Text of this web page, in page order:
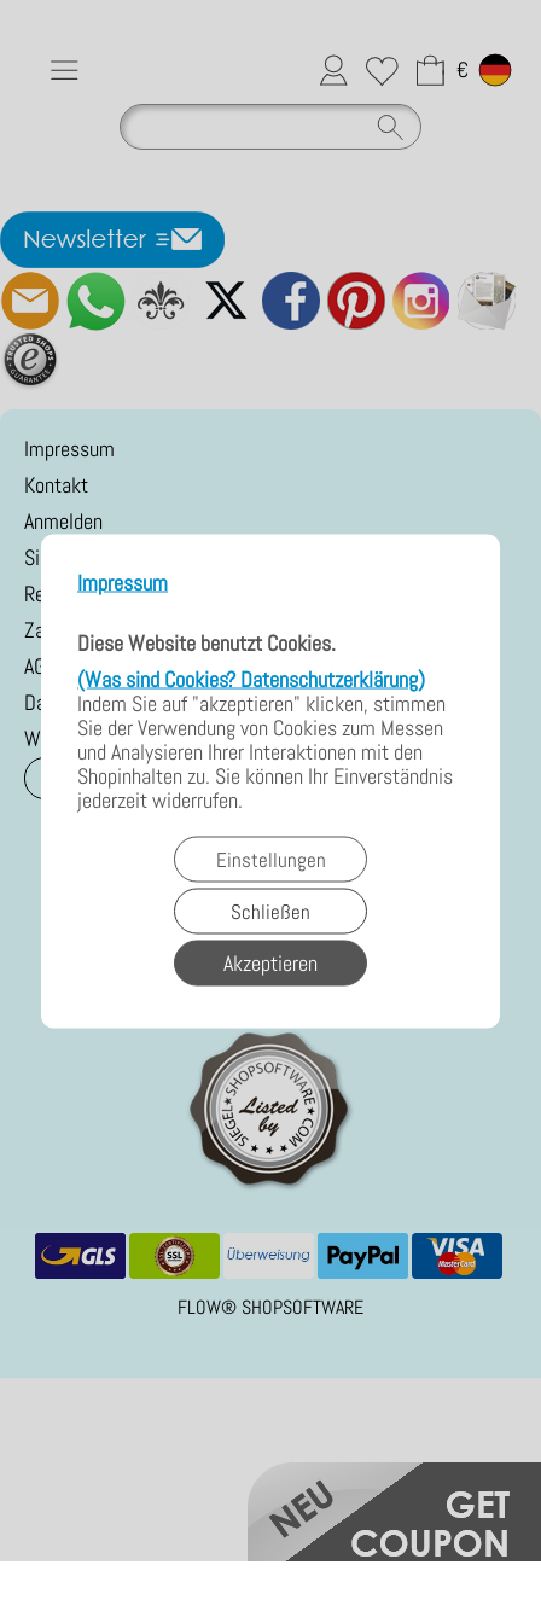
Impressum
Diese Website benutzt Cookies.
(Was sind Cookies? Datenschutzerklärung)
Indem Sie auf "akzeptieren" klicken, stimmen
Sie der Verwendung von Cookies zum Messen
und Analysieren Ihrer Interaktionen mit den
Shopinhalten zu. Sie können Ihr Einverständnis
jederzeit widerrufen.
Einstellungen
Schließen
Akzeptieren
AnmeldenMerkliste €
Impressum
Kontakt
Anmelden
Sicherheitsanforderungen GPSR
Rechtskonform
Zahlung & Versand
AGB & Kundeninfo
Datenschutzerklärung
Widerrufsrecht Dienstleistung
Vertrag widerrufen
FLOW® SHOPSOFTWARE